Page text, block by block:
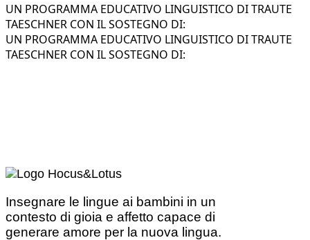
UN PROGRAMMA EDUCATIVO LINGUISTICO DI TRAUTE
TAESCHNER CON IL SOSTEGNO DI:
UN PROGRAMMA EDUCATIVO LINGUISTICO DI TRAUTE
TAESCHNER CON IL SOSTEGNO DI:
Insegnare le lingue ai bambini in un
contesto di gioia e affetto capace di
generare amore per la nuova lingua.